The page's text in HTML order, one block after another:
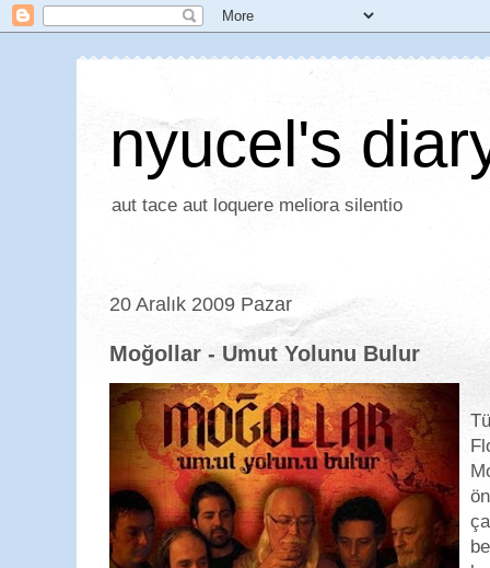
nyucel's
aut tace aut loquere meliora silentio
20 Aralık 2009 Pazar
Moğollar - Umut Yolunu Bulur